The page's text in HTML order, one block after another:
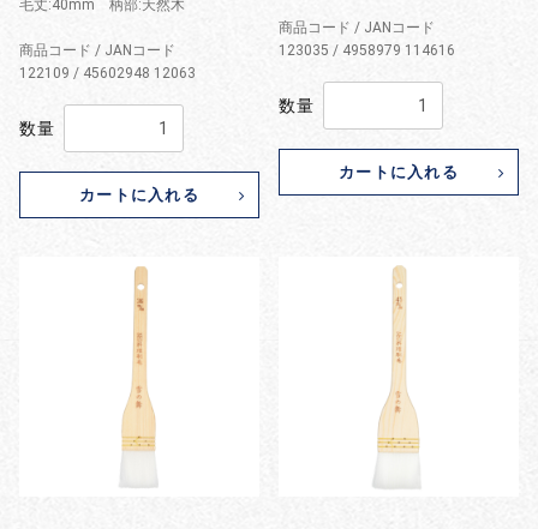
毛丈:40mm 柄部:天然木
商品コード / JANコード
122109 / 45602948 12063
数量
カートに入れる
商品コード / JANコード
123035 / 4958979 114616
数量
カートに入れる